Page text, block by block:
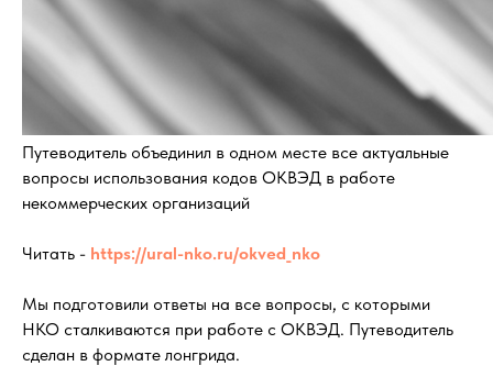
Путеводитель объединил в одном месте все актуальные
вопросы использования кодов ОКВЭД в работе
некоммерческих организаций
Читать - https://ural-nko.ru/okved_nko
Мы подготовили ответы на все вопросы, с которыми
НКО сталкиваются при работе с ОКВЭД. Путеводитель
сделан в формате лонгрида.